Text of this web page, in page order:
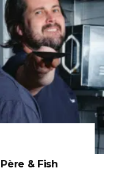
& Fish